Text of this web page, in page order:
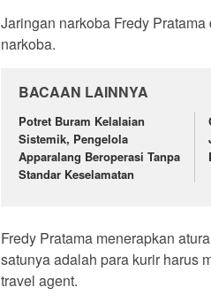
Jaringan narkoba Fredy
narkoba.
BACAAN LAINNYA
Potret Buram Kelalaian
Sistemik, Pengelola
Apparalang Beroperasi Tanpa
Standar Keselamatan
Fredy Pratama menerapkan
satunya adalah para kurir harus
travel agent.